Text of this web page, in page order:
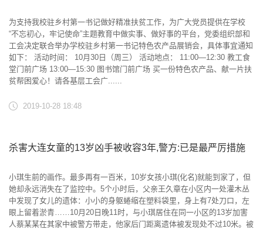
为支持我校驻乡村第一书记做好精准扶贫工作，为广大党员提供在学校
“不忘初心，牢记使命”主题教育中做实事、做好事的平台，党委组织部和
工会决定联合举办学校驻乡村第一书记特色农产品展销会，具体事宜通知
如下： 活动时间： 10月30日（周三） 活动地点： 11:00—12:30 教工食
堂门前广场 13:00—15:30 图书馆门前广场 买一份特色农产品、献一片扶
贫帮困爱心！请各基层工会广......
2019-10-28 18:48
杀害大连女童的13岁凶手被收容3年,警方:已是最严厉措施
小琪生前的画作。最多再有一百米，10岁女孩小琪(化名)就能到家了，但
她却永远消失在了监控中。5个小时后，父亲王久章在小区内一处灌木丛
中发现了女儿的遗体：小小的身躯蜷缩在塑料袋里，身上有7处刀口，左
眼上留着淤青……10月20日晚11时，与小琪居住在同一小区的13岁加害
人蔡某某在其家中被警方带走，他家后门距离遗体被发现处不过10米。被